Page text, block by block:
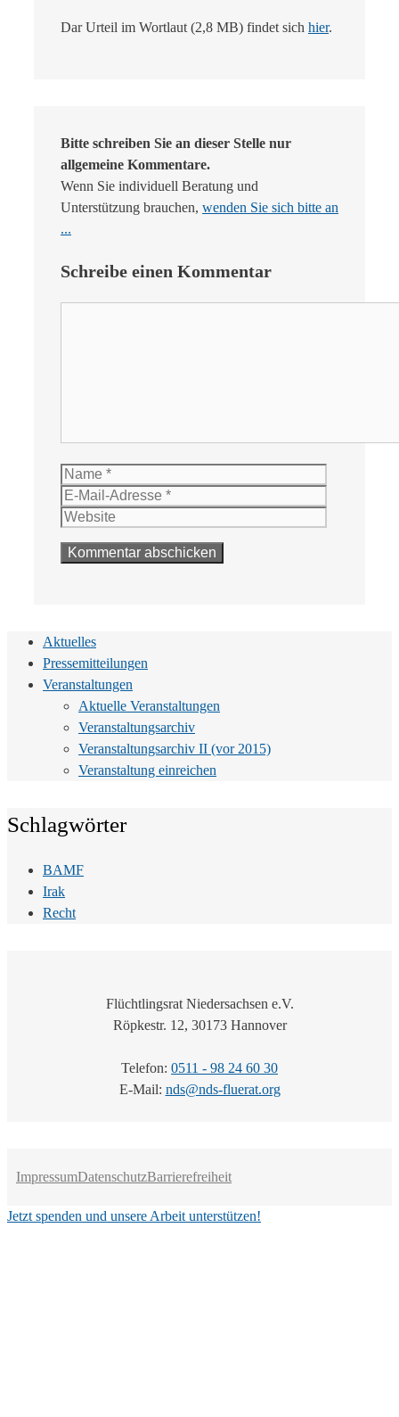
Dar Urteil im Wortlaut (2,8 MB) findet sich hier.
Bitte schreiben Sie an dieser Stelle nur
allgemeine Kommentare.
Wenn Sie individuell Beratung und
Unterstützung brauchen, wenden Sie sich bitte an
...
Schreibe einen Kommentar
Name
Aktuelles
Pressemitteilungen
Veranstaltungen
Aktuelle Veranstaltungen
Veranstaltungsarchiv
Veranstaltungsarchiv II (vor 2015)
Veranstaltung einreichen
Schlagwörter
BAMF
Irak
Recht
Flüchtlingsrat Niedersachsen e.V.
Röpkestr. 12, 30173 Hannover
Telefon: 0511 - 98 24 60 30
E-Mail: nds@nds-fluerat.org
ImpressumDatenschutzBarrierefreiheit
Jetzt spenden und unsere Arbeit unterstützen!